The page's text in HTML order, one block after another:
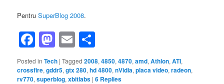
PentruSuperBlog 2008.
Facebook
Mastodon
Email
Posted in Tech |Tagged 2008,4850,4870,amd,Athlon,ATI,
crossfire,gddr5,gtx 280,hd 4800,nVidia,placa video,radeon,
rv770,superblog,xbitlabs |6 Replies